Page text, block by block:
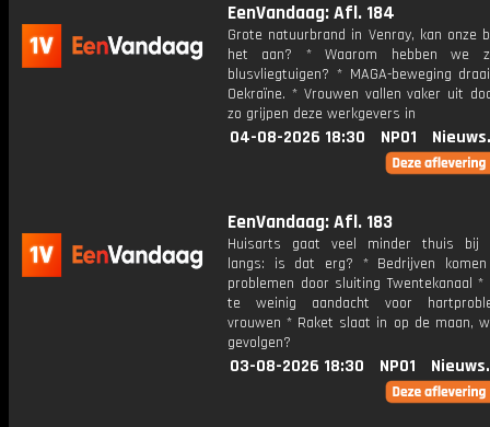
EenVandaag: Afl. 184
Grote natuurbrand in Venray, kan onze
het aan? * Waarom hebben we
blusvliegtuigen? * MAGA-beweging
Oekraïne. * Vrouwen vallen vaker uit
zo grijpen deze werkgevers in
04-08-2026 18:30 NPO1
EenVandaag: Afl. 183
Huisarts gaat veel minder thuis bij
langs: is dat erg? * Bedrijven
problemen door sluiting Twentekanaal *
te weinig aandacht voor
vrouwen * Raket slaat in op de maan,
gevolgen?
03-08-2026 18:30 NPO1